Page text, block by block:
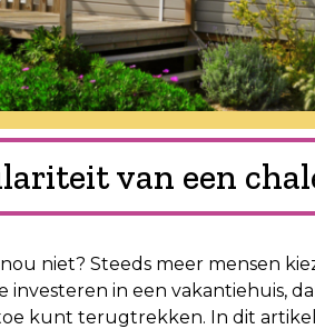
van een
niet? Steeds meer mensen
in een vakantiehuis,
kunt terugtrekken. In dit